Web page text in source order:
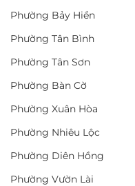
Phường Bảy Hiền
Phường Tân Bình
Phường Tân Sơn
Phường Bàn Cờ
Phường Xuân Hòa
Phường Nhiêu Lộc
Phường Diên Hồng
Phường Vườn Lài